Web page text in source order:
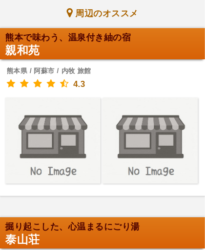
周辺のオススメ
熊本で味わう、温泉付き紬の宿
親和苑
熊本県 / 阿蘇市 / 内牧 旅館
4.3
掘り起こした、心温まるにごり湯
泰山荘